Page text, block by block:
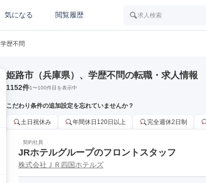
気になる 閲覧履歴 求人検索
学歴不問
姫路市（兵庫県）、学歴不問の転職・求人情報
1152件1〜100件目を表示中
こだわり条件の追加設定を忘れていませんか？
土日祝休み 年間休日120日以上 完全週休2日制
契約社員
JRホテルグループのフロントスタッフ
株式会社ＪＲ四国ホテルズ